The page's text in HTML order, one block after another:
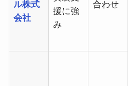
ル株式
会社
援に強
み
合わせ